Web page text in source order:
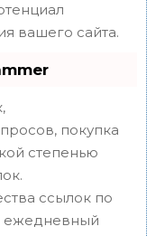
вашего сайта.
покупка
степенью
ссылок по
ежедневный